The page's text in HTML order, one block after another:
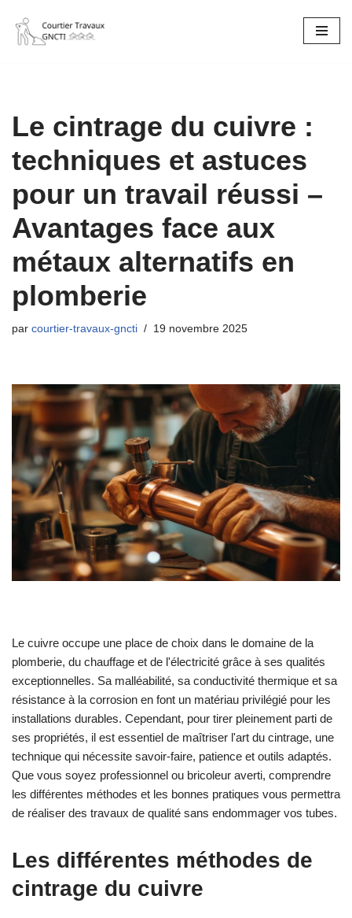
Aller
Le cintrage du cuivre :
techniques et astuces
pour un travail réussi –
Avantages face aux
métaux alternatifs en
plomberie
par courtier-travaux-gncti 19 novembre 2025
Le cuivre occupe une place de choix dans le domaine de la
plomberie, du chauffage et de l'électricité grâce à ses qualités
exceptionnelles. Sa malléabilité, sa conductivité thermique et sa
résistance à la corrosion en font un matériau privilégié pour les
installations durables. Cependant, pour tirer pleinement parti de
ses propriétés, il est essentiel de maîtriser l'art du cintrage, une
technique qui nécessite savoir-faire, patience et outils adaptés.
Que vous soyez professionnel ou bricoleur averti, comprendre
les différentes méthodes et les bonnes pratiques vous permettra
de réaliser des travaux de qualité sans endommager vos tubes.
Les différentes méthodes de
cintrage du cuivre